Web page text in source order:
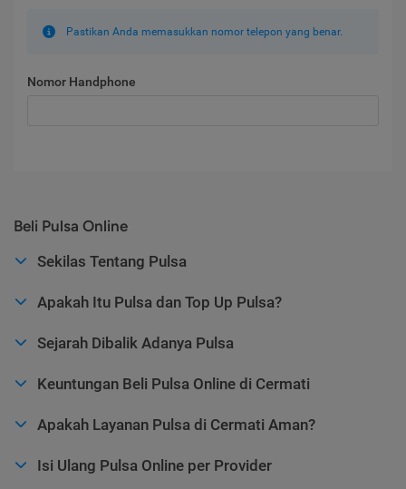
Pastikan Anda memasukkan nomor telepon yang benar.
Nomor Handphone
Beli Pulsa Online
Sekilas Tentang Pulsa
Apakah Itu Pulsa dan Top Up Pulsa?
Sejarah Dibalik Adanya Pulsa
Keuntungan Beli Pulsa Online di Cermati
Apakah Layanan Pulsa di Cermati Aman?
Isi Ulang Pulsa Online per Provider